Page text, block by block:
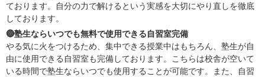
ております。自分の力で解けるという実感を大切にやり直しを徹底
しております。
🔵塾生ならいつでも無料で使用できる自習室完備
やる気に火をつけるため、集中できる授業中はもちろん、塾生が自
由に使用できる自習室も完備しております。こちらは校舎が空いて
いる時間で塾生ならいつでも使用することが可能です。また、自習